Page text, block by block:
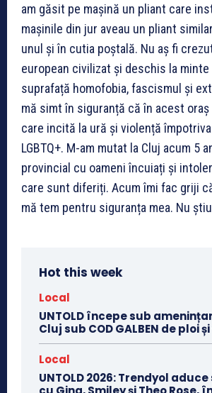
am găsit pe mașină un pliant care
mașinile din jur aveau un pliant
unul și în cutia poștală. Nu aș fi
european civilizat și deschis la minte
suprafață homofobia, fascismul și
mă simt în siguranță că în acest oraș
care incită la ură și violență
LGBTQ+. M-am mutat la Cluj acum 5
provincial cu oameni încuiați și
care sunt diferiți. Acum îmi fac griji
mă tem pentru siguranța mea. Nu
Hot this week
Local
UNTOLD începe sub
Cluj sub COD GALBEN de ploi
Local
UNTOLD 2026: Trendyol